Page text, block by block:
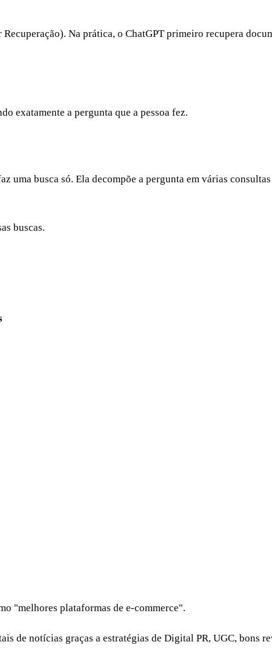
Na prática, o ChatGPT primeiro recupera
exatamente a pergunta que a pessoa fez.
uma busca só. Ela decompõe a pergunta em várias
buscas.
"melhores plataformas de e-commerce".
de notícias graças a estratégias de Digital PR, UGC, bons